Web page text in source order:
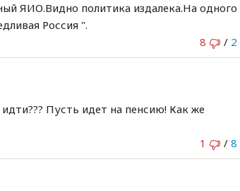
ЯИО.Видно политика издалека.На одного
Россия ".
8
/ 2
Пусть идет на пенсию! Как же
1
/ 8